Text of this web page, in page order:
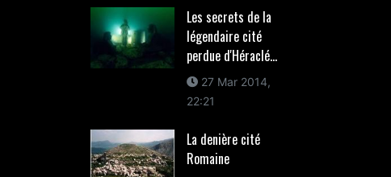
Les secrets de la
légendaire cité
perdue d'Héraclé...
27 Mar 2014,
22:21
La denière cité
Romaine